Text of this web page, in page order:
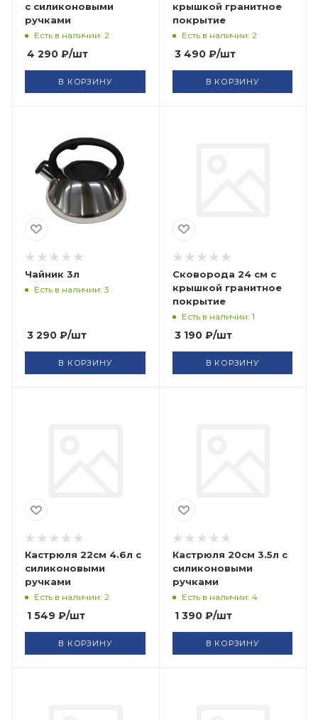
с силиконовыми
ручками
Есть в наличии: 2
4 290 ₽/шт
В КОРЗИНУ
крышкой гранитное
покрытие
Есть в наличии: 2
3 490₽/шт
В КОРЗИНУ
Чайник 3л
Есть в наличии: 3
3 290 ₽/шт
В КОРЗИНУ
Сковорода 24 см с
крышкой гранитное
покрытие
Есть в наличии: 1
3 190₽/шт
В КОРЗИНУ
Кастрюля 22см 4.6л с
силиконовыми
ручками
Есть в наличии: 2
1 549 ₽/шт
В КОРЗИНУ
Кастрюля 20см 3.5л с
силиконовыми
ручками
Есть в наличии: 4
1 390₽/шт
В КОРЗИНУ